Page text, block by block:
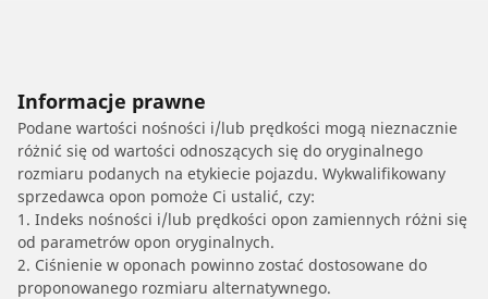
Informacje prawne
Podane wartości nośności i/lub prędkości mogą nieznacznie
różnić się od wartości odnoszących się do oryginalnego
rozmiaru podanych na etykiecie pojazdu. Wykwalifikowany
sprzedawca opon pomoże Ci ustalić, czy:
1. Indeks nośności i/lub prędkości opon zamiennych różni się
od parametrów opon oryginalnych.
2. Ciśnienie w oponach powinno zostać dostosowane do
proponowanego rozmiaru alternatywnego.